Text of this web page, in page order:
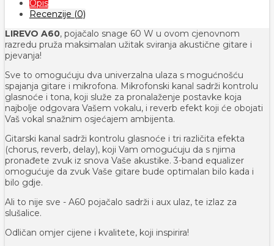
Opis
Recenzije (0)
LIREVO A60, pojačalo snage 60 W u ovom cjenovnom
razredu pruža maksimalan užitak sviranja akustične gitare i
pjevanja!
Sve to omogućuju dva univerzalna ulaza s mogućnošću
spajanja gitare i mikrofona. Mikrofonski kanal sadrži kontrolu
glasnoće i tona, koji služe za pronalaženje postavke koja
najbolje odgovara Vašem vokalu, i reverb efekt koji će obojati
Vaš vokal snažnim osjećajem ambijenta.
Gitarski kanal sadrži kontrolu glasnoće i tri različita efekta
(chorus, reverb, delay), koji Vam omogućuju da s njima
pronađete zvuk iz snova Vaše akustike. 3-band equalizer
omogućuje da zvuk Vaše gitare bude optimalan bilo kada i
bilo gdje.
Ali to nije sve - A60 pojačalo sadrži i aux ulaz, te izlaz za
slušalice.
Odličan omjer cijene i kvalitete, koji inspirira!